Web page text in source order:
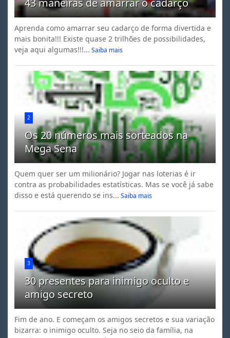
43 maneiras de amarrar o cadarço
Aprenda como amarrar seu cadarço de forma divertida e
mais bonita!!! Existe quase 2 trilhões de possibilidades,
veja aqui algumas!!!... Saiba mais
2
Os 20 números mais sorteados na
Mega Sena
Quem quer ser um milionário? Jogar nas loterias é ir
contra as probabilidades estatísticas. Mas se você já sabe
disso e está querendo se ins... Saiba mais
3
30 presentes para inimigo oculto e
amigo secreto
Fim de ano. E começam os amigos secretos e sua variação
bizarra: o inimigo oculto. Seja no seio da família, na